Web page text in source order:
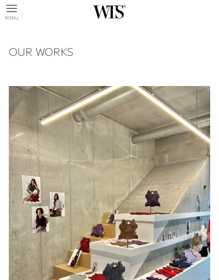
MENU
OUR WORKS